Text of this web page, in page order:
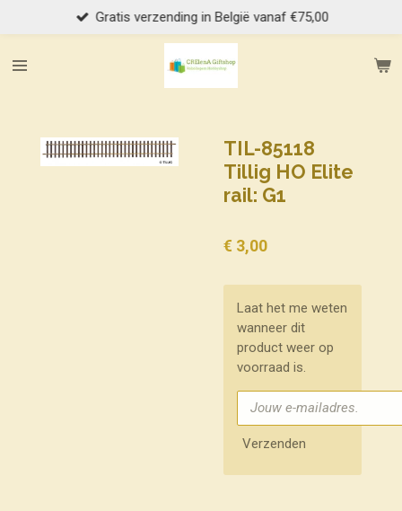
direct
naar
Gratis verzending in België vanaf €75,00
TIL-85118
Tillig HO Elite
rail: G1
€ 3,00
Laat het me weten
wanneer dit
product weer op
voorraad is.
Verzenden